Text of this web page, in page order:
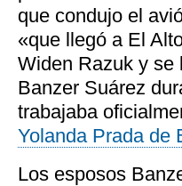
que condujo el
«que llegó a El
Widen Razuk y se
Banzer Suárez
trabajaba
Yolanda Prada de
Los esposos